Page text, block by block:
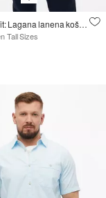
Regular Fit: Lagana lanena košulja s kent-ovratnikom
Tall Sizes